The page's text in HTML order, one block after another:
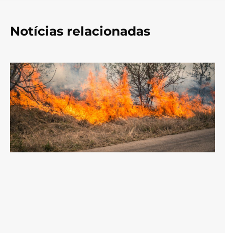
Notícias relacionadas